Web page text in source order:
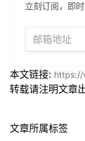
立刻订阅，即
本文链接: https://
转载请注明文章
文章所属标签